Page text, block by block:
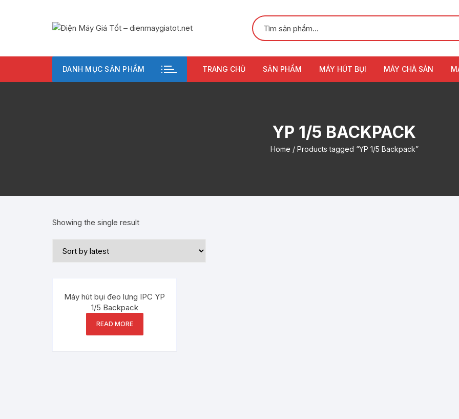
DANH MỤC SẢN PHẨM TRANG CHỦ SẢN PHẨM MÁY HÚT BỤI MÁY CHÀ SÀN
YP 1/5 BACKPACK
Home / Products tagged “YP 1/5 Backpack”
Showing the single result
Máy hút bụi đeo lưng IPC YP
1/5 Backpack
READ MORE